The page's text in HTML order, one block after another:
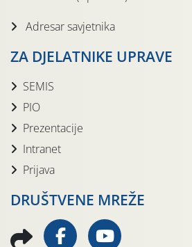
Adresar savjetnika
ZA DJELATNIKE UPRAVE
SEMIS
PIO
Prezentacije
Intranet
Prijava
DRUŠTVENE MREŽE